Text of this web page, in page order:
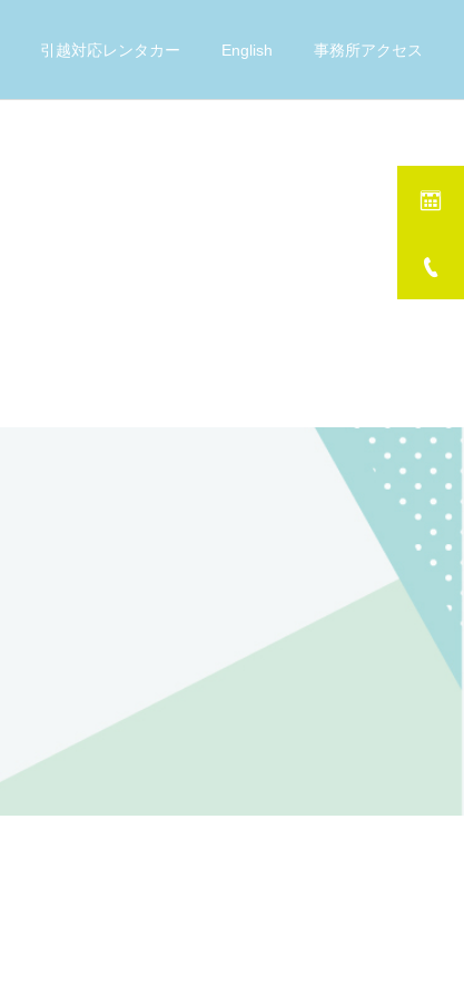
引越対応レンタカー English 事務所アクセス